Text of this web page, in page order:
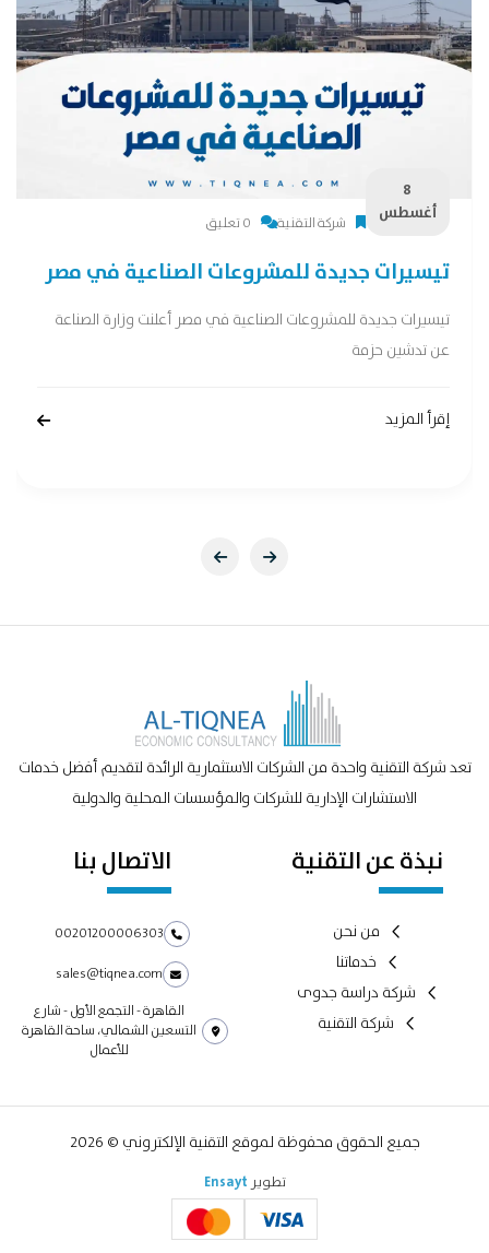
8
أغسطس
شركة التقنية 0 تعليق
تيسيرات جديدة للمشروعات الصناعية في مصر
تيسيرات جديدة للمشروعات الصناعية في مصر أعلنت وزارة الصناعة
عن تدشين حزمة
إقرأ المزيد
تعد شركة التقنية واحدة من الشركات الاستثمارية الرائدة لتقديم أفضل خدمات
الاستشارات الإدارية للشركات والمؤسسات المحلية والدولية
نبذة عن التقنية
من نحن
خدماتنا
شركة دراسة جدوى
شركة التقنية
الاتصال بنا
00201200006303
sales@tiqnea.com
القاهرة - التجمع الأول - شارع
التسعين الشمالي، ساحة القاهرة
للأعمال
جميع الحقوق محفوظة لموقع التقنية الإلكتروني © 2026
تطوير Ensayt